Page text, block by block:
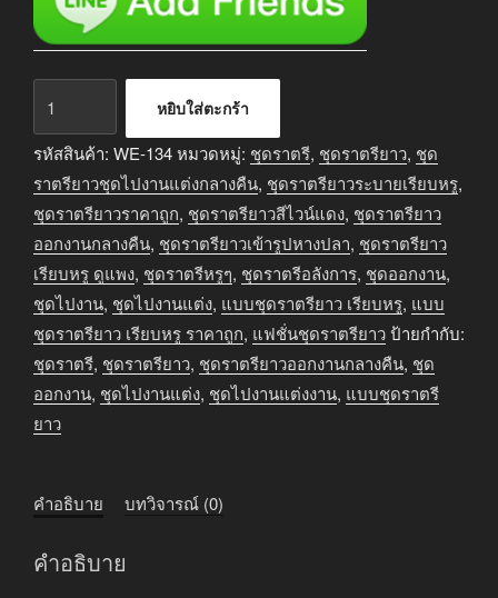
ชุด
ราตรี
ยาว
ออกงาน
กลาง
คืน
สี
ไวน์
แดง
ชิ้น
หยิบใส่ตะกร้า
รหัสสินค้า: WE-134หมวดหมู่: ชุดราตรี, ชุดราตรียาว, ชุด
ราตรียาวชุดไปงานแต่งกลางคืน, ชุดราตรียาวระบายเรียบหรู,
ชุดราตรียาวราคาถูก, ชุดราตรียาวสีไวน์แดง, ชุดราตรียาว
ออกงานกลางคืน, ชุดราตรียาวเข้ารูปหางปลา, ชุดราตรียาว
เรียบหรู ดูแพง, ชุดราตรีหรูๆ, ชุดราตรีอลังการ, ชุดออกงาน,
ชุดไปงาน, ชุดไปงานแต่ง, แบบชุดราตรียาว เรียบหรู, แบบ
ชุดราตรียาว เรียบหรู ราคาถูก, แฟชั่นชุดราตรียาวป้ายกำกับ:
ชุดราตรี, ชุดราตรียาว, ชุดราตรียาวออกงานกลางคืน, ชุด
ออกงาน, ชุดไปงานแต่ง, ชุดไปงานแต่งงาน, แบบชุดราตรี
ยาว
คำอธิบาย บทวิจารณ์ (0)
คำอธิบาย